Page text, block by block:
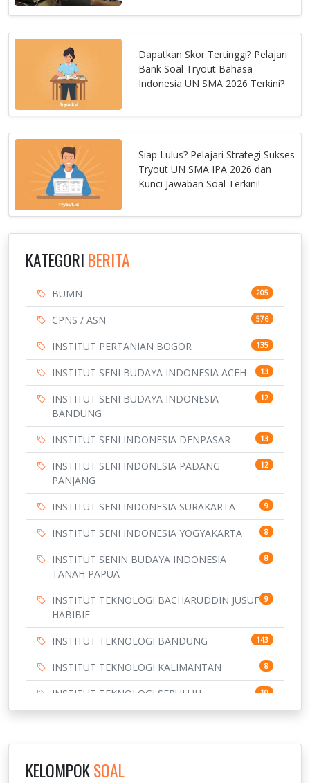
Dapatkan Skor Tertinggi? Pelajari
Bank Soal Tryout Bahasa
Indonesia UN SMA 2026 Terkini?
Siap Lulus? Pelajari Strategi Sukses
Tryout UN SMA IPA 2026 dan
Kunci Jawaban Soal Terkini!
KATEGORI BERITA
BUMN 205
CPNS / ASN 576
INSTITUT PERTANIAN BOGOR 135
INSTITUT SENI BUDAYA INDONESIA ACEH 13
INSTITUT SENI BUDAYA INDONESIA
BANDUNG
12
INSTITUT SENI INDONESIA DENPASAR 13
INSTITUT SENI INDONESIA PADANG
PANJANG
12
INSTITUT SENI INDONESIA SURAKARTA 9
INSTITUT SENI INDONESIA YOGYAKARTA 8
INSTITUT SENIN BUDAYA INDONESIA
TANAH PAPUA
8
INSTITUT TEKNOLOGI BACHARUDDIN JUSUF
HABIBIE
9
INSTITUT TEKNOLOGI BANDUNG 143
INSTITUT TEKNOLOGI KALIMANTAN 8
INSTITUT TEKNOLOGI SEPULUH
NOVEMBER
10
KELOMPOKSOAL